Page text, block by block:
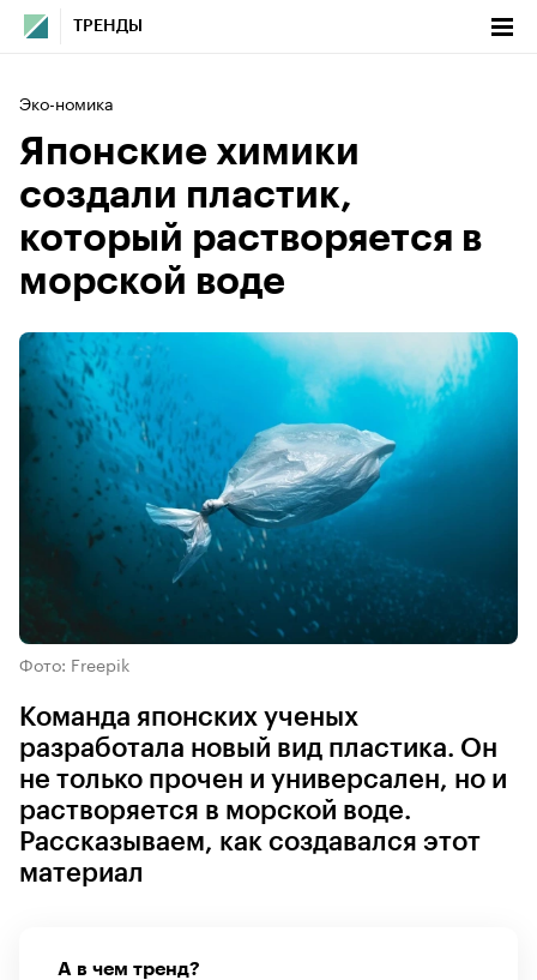
ТРЕНДЫ
Эко-номика
Японские химики
создали пластик,
который растворяется в
морской воде
Фото: Freepik
Команда японских ученых
разработала новый вид пластика. Он
не только прочен и универсален, но и
растворяется в морской воде.
Рассказываем, как создавался этот
материал
А в чем тренд?